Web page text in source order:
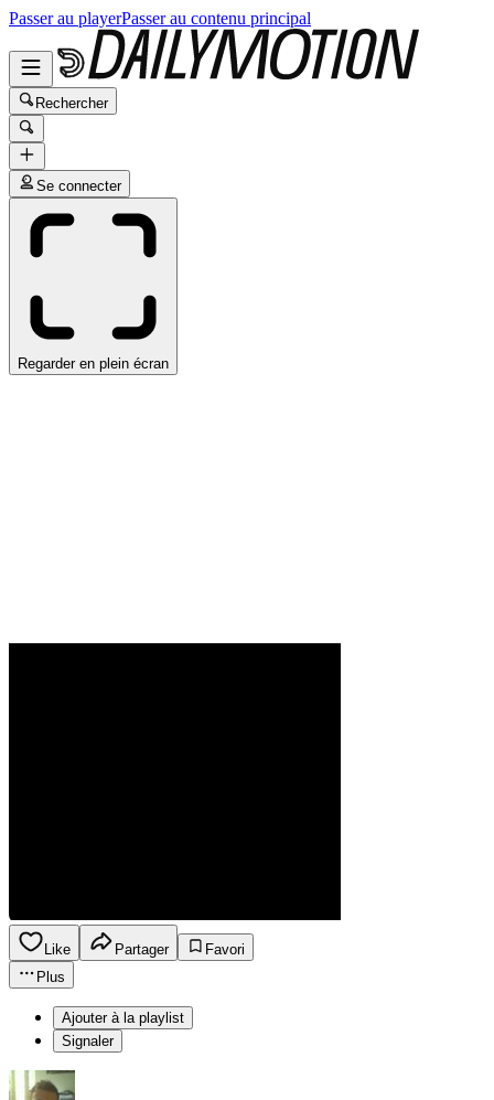
Passer au playerPasser au contenu principal
Rechercher
Se connecter
Regarder en plein écran
Like Partager
Favori
Plus
Ajouter à la playlist
Signaler